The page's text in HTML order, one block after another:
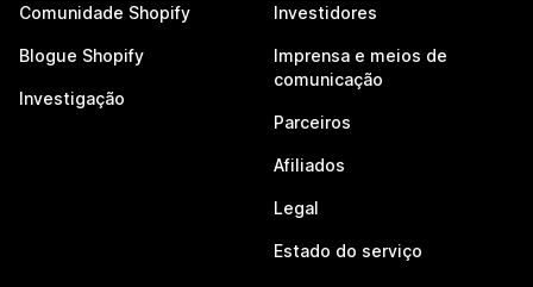
Comunidade Shopify
Blogue Shopify
Investigação
Investidores
Imprensa e meios de
comunicação
Parceiros
Afiliados
Legal
Estado do serviço